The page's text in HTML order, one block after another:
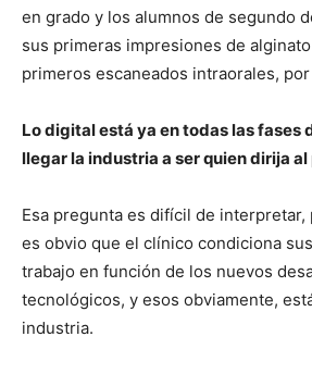
en grado y los alumnos de segundo
sus primeras impresiones de
primeros escaneados intraorales,
Lo digital está ya en todas las fases
llegar la industria a ser quien dirija
Esa pregunta es difícil de interpretar,
es obvio que el clínico condiciona
trabajo en función de los nuevos
tecnológicos, y esos obviamente,
industria.